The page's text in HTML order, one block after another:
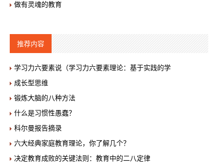
做有灵魂的教育
推荐内容
学习力六要素说（学习力六要素理论：基于实践的学
成长型思维
锻炼大脑的八种方法
什么是习惯性愚蠢？
科尔曼报告摘录
六大经典家庭教育理论，你了解几个？
决定教育成败的关键法则：教育中的二八定律